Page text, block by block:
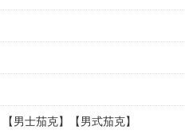
男士茄克】【男式茄克】